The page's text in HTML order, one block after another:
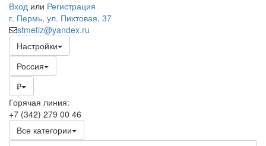
Вход или Регистрация
г. Пермь, ул. Пихтовая, 37
stmetiz@yandex.ru
Настройки
Россия
₽
Горячая линия:
+7 (342) 279 00 46
Все категории